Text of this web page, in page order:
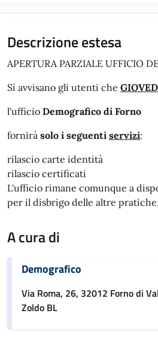
Descrizione estesa
APERTURA PARZIALE UFFICIO
Si avvisano gli utenti che
l'ufficio Demografico di Forno
fornirà solo i seguenti servizi:
rilascio carte identità
rilascio certificati
L'ufficio rimane comunque a
per il disbrigo delle altre pratiche.
A cura di
Demografico
Via Roma, 26, 32012 Forno di
Zoldo BL